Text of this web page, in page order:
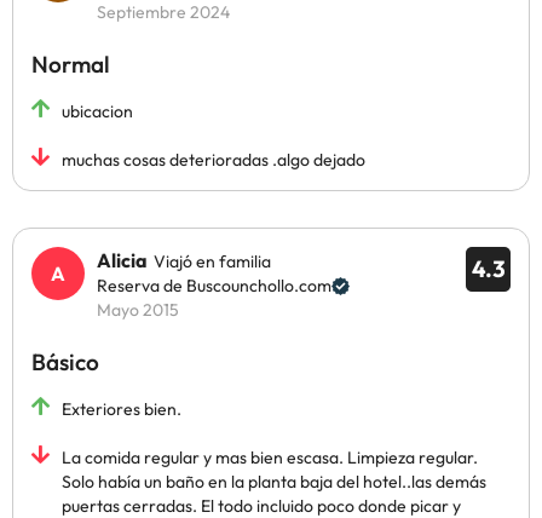
Septiembre 2024
Normal
ubicacion
muchas cosas deterioradas .algo dejado
4.3
Alicia Viajó en familia
Reserva de Buscounchollo.com
Mayo 2015
Básico
Exteriores bien.
La comida regular y mas bien escasa. Limpieza regular.
Solo había un baño en la planta baja del hotel..las demás
puertas cerradas. El todo incluido poco donde picar y